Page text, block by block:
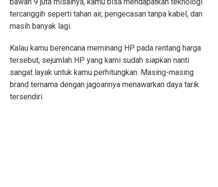
tercanggih seperti tahan air, pengecasan tanpa kabel, dan
masih banyak lagi.
Kalau kamu berencana meminang HP pada rentang harga
tersebut, sejumlah HP yang kami sudah siapkan nanti
sangat layak untuk kamu perhitungkan. Masing-masing
brand ternama dengan jagoannya menawarkan daya tarik
tersendiri.